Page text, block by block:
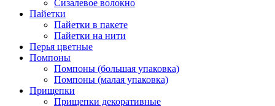
Сизалевое волокно
Пайетки
Пайетки в пакете
Пайетки на нити
Перья цветные
Помпоны
Помпоны (большая упаковка)
Помпоны (малая упаковка)
Прищепки
Прищепки декоративные